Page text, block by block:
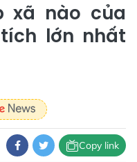
xã nào của
lớn nhất
Copy link